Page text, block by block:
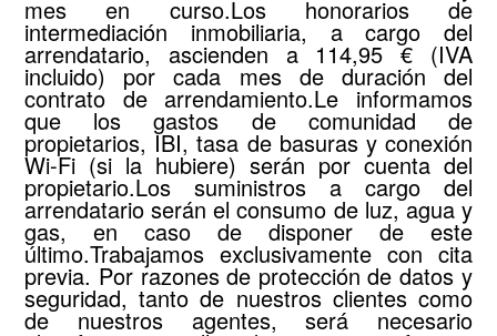
mes en curso.Los honorarios de
intermediación inmobiliaria, a cargo del
arrendatario, ascienden a 114,95 € (IVA
incluido) por cada mes de duración del
contrato de arrendamiento.Le informamos
que los gastos de comunidad de
propietarios, IBI, tasa de basuras y conexión
Wi-Fi (si la hubiere) serán por cuenta del
propietario.Los suministros a cargo del
arrendatario serán el consumo de luz, agua y
gas, en caso de disponer de este
último.Trabajamos exclusivamente con cita
previa. Por razones de protección de datos y
seguridad, tanto de nuestros clientes como
de nuestros agentes, será necesario